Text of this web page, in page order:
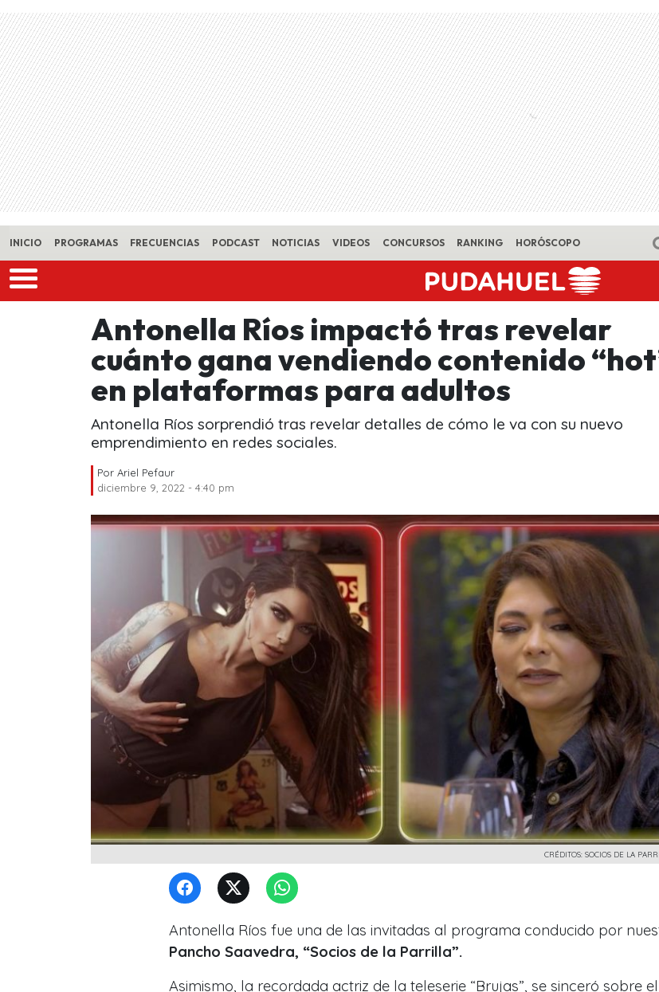
Skip to main content
INICIO PROGRAMAS FRECUENCIAS PODCAST NOTICIAS VIDEOS CONCURSOS RANKING HORÓSCOPO
Antonella Ríos impactó tras revelar
cuánto gana vendiendo contenido
en plataformas para adultos
Antonella Ríos sorprendió tras revelar detalles de cómo le va con su nuevo
emprendimiento en redes sociales.
Por Ariel Pefaur
diciembre 9, 2022 - 4:40 pm
CRÉDITOS: SOCIOS DE LA
Antonella Ríos fue una de las invitadas al programa conducido por
Pancho Saavedra, “Socios de la Parrilla”.
Asimismo, la recordada actriz de la teleserie “Brujas”, se sinceró sobre el